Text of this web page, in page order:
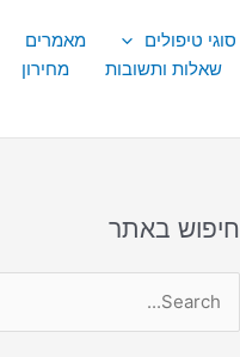
סוגי טיפולים מאמרים
שאלות ותשובות
מחירון
חיפוש באתר